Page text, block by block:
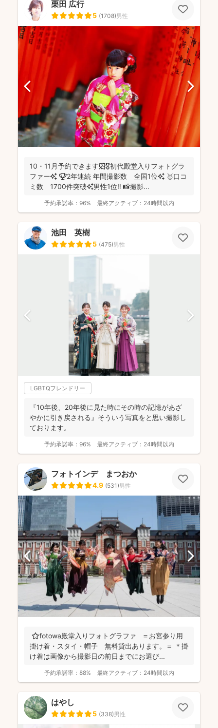
栗田 広行
5 (1708)男性
10・11月予約できます🍁🎖初代殿堂入りフォトグラ
ファー✨ 🏆2年連続 年間撮影数 全国1位✨ 🥇口コ
ミ数 1700件突破✨男性1位‼️ 📸撮影...
予約承諾率： 96% 最終アクティブ： 24時間以内
池田 英樹
5 (475)男性
LGBTQフレンドリー
『10年後、20年後に見た時にその時の記憶があざ
やかに引き戻される』そういう写真をと思い撮影し
ております。
予約承諾率： 96% 最終アクティブ： 24時間以内
フォトインデ まつおか
4.9 (531)男性
⭐️fotowa殿堂入りフォトグラファ ＝お宮参り用
掛け着・スタイ・帽子 無料貸出あります。＝ ＊掛
け着は画像から撮影日の前日までにお選び...
予約承諾率： 88% 最終アクティブ： 24時間以内
はやし
5 (338)男性